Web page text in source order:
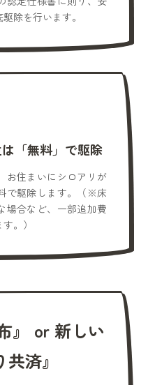
除を行います。
「無料」で駆除
お住まいにシロアリが
で駆除します。（※床
場合など、一部追加費
。）
』 or 新しい
共済』